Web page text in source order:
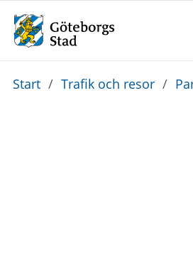
Du
Start / Trafik och resor /